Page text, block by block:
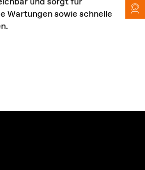
Wartungen sowie schnelle